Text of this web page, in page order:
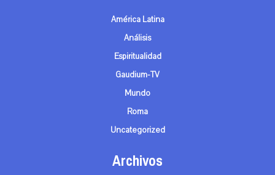
América Latina
Análisis
Espiritualidad
Gaudium-TV
Mundo
Roma
Uncategorized
Archivos